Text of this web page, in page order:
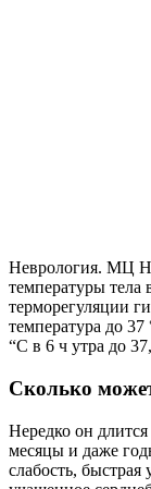
Неврология. МЦ
температуры тела
терморегуляции
температура до
“С в 6 ч утра до
Сколько
Нередко он длится
месяцы и даже
слабость, быстрая